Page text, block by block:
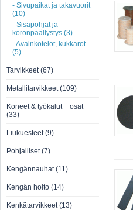
- Sivupaikat ja takavuorit
(10)
- Sisäpohjat ja
koronpäällystys (3)
- Avainkotelot, kukkarot
(5)
Tarvikkeet (67)
Metallitarvikkeet (109)
Koneet & työkalut + osat
(33)
Liukuesteet (9)
Pohjalliset (7)
Kengännauhat (11)
Kengän hoito (14)
Kenkätarvikkeet (13)